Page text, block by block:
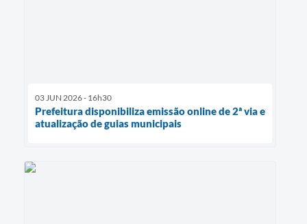
03 JUN 2026 - 16h30
Prefeitura disponibiliza emissão online de 2ª via e
atualização de guias municipais